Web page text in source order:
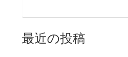
最近の投稿